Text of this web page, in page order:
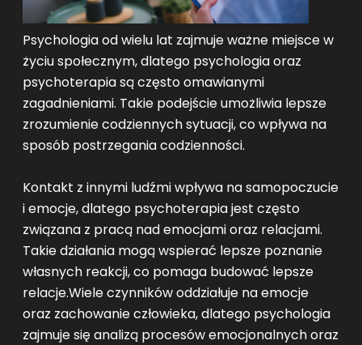
Psychologia od wielu lat zajmuje ważne miejsce w
życiu społecznym, dlatego psychologia oraz
psychoterapia są często omawianymi
zagadnieniami. Takie podejście umożliwia lepsze
zrozumienie codziennych sytuacji, co wpływa na
sposób postrzegania codzienności.
Kontakt z innymi ludźmi wpływa na samopoczucie
i emocje, dlatego psychoterapia jest często
związana z pracą nad emocjami oraz relacjami.
Takie działania mogą wspierać lepsze poznanie
własnych reakcji, co pomaga budować lepsze
relacje.Wiele czynników oddziałuje na emocje
oraz zachowanie człowieka, dlatego psychologia
zajmuje się analizą procesów emocjonalnych oraz